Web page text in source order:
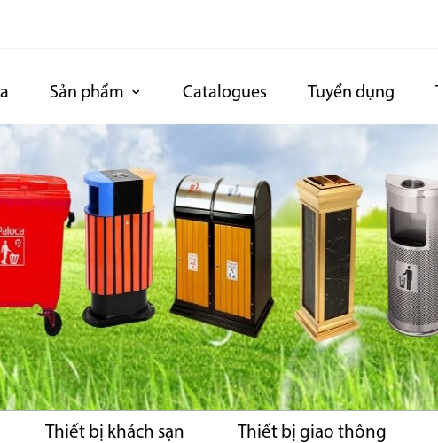
Sản phẩm Catalogues Tuyển dụng
Thiết bị khách sạn Thiết bị giao thông